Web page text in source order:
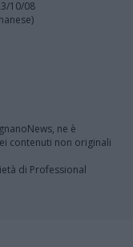
10/08
ne è
contenuti non originali
di Professional